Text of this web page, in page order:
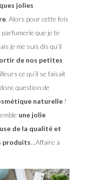
jolies
. Alors pour cette fois
que je te
je me suis dis qu’il
de nos petites
ce qu’il se faisait
question de
naturelle!
une jolie
de la qualité et
produits…Affaire à